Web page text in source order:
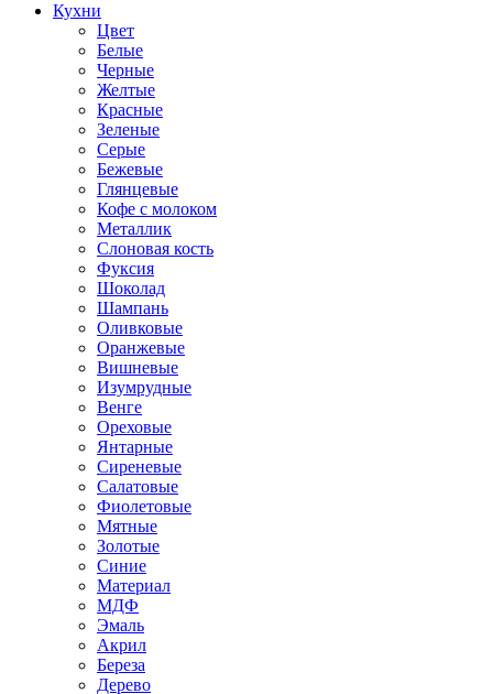
Кухни
Цвет
Белые
Черные
Желтые
Красные
Зеленые
Серые
Бежевые
Глянцевые
Кофе с молоком
Металлик
Слоновая кость
Фуксия
Шоколад
Шампань
Оливковые
Оранжевые
Вишневые
Изумрудные
Венге
Ореховые
Янтарные
Сиреневые
Салатовые
Фиолетовые
Мятные
Золотые
Синие
Материал
МДФ
Эмаль
Акрил
Береза
Дерево